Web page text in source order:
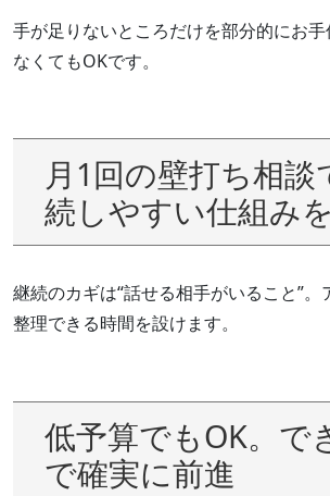
手が足りないところだけを部分的にお
なくてもOKです。
月1回の壁打ち相談
続しやすい仕組みを
継続のカギは“話せる相手がいること”。
整理できる時間を設けます。
低予算でもOK。で
で確実に前進